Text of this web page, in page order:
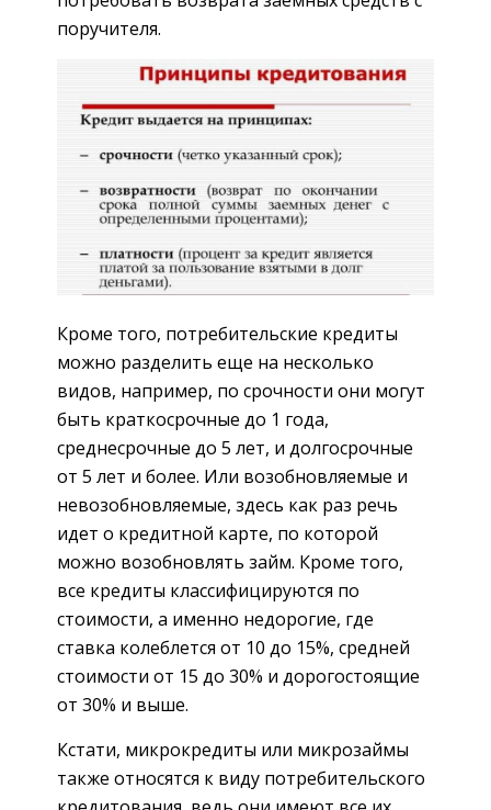
поручителя.
Кроме того, потребительские кредиты
можно разделить еще на несколько
видов, например, по срочности они могут
быть краткосрочные до 1 года,
среднесрочные до 5 лет, и долгосрочные
от 5 лет и более. Или возобновляемые и
невозобновляемые, здесь как раз речь
идет о кредитной карте, по которой
можно возобновлять займ. Кроме того,
все кредиты классифицируются по
стоимости, а именно недорогие, где
ставка колеблется от 10 до 15%, средней
стоимости от 15 до 30% и дорогостоящие
от 30% и выше.
Кстати, микрокредиты или микрозаймы
также относятся к виду потребительского